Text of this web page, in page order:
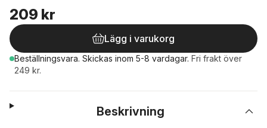
209 kr
Lägg i varukorg
Beställningsvara. Skickas inom 5-8 vardagar. Fri frakt över
249 kr.
Beskrivning